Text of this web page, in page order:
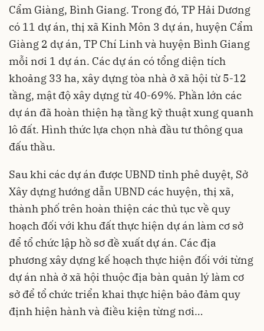
Cẩm Giàng, Bình Giang. Trong đó, TP Hải Dương
có 11 dự án, thị xã Kinh Môn 3 dự án, huyện Cẩm
Giàng 2 dự án, TP Chí Linh và huyện Bình Giang
mỗi nơi 1 dự án. Các dự án có tổng diện tích
khoảng 33 ha, xây dựng tòa nhà ở xã hội từ 5-12
tầng, mật độ xây dựng từ 40-69%. Phần lớn các
dự án đã hoàn thiện hạ tầng kỹ thuật xung quanh
lô đất. Hình thức lựa chọn nhà đầu tư thông qua
đấu thầu.
Sau khi các dự án được UBND tỉnh phê duyệt, Sở
Xây dựng hướng dẫn UBND các huyện, thị xã,
thành phố trên hoàn thiện các thủ tục về quy
hoạch đối với khu đất thực hiện dự án làm cơ sở
để tổ chức lập hồ sơ đề xuất dự án. Các địa
phương xây dựng kế hoạch thực hiện đối với từng
dự án nhà ở xã hội thuộc địa bàn quản lý làm cơ
sở để tổ chức triển khai thực hiện bảo đảm quy
định hiện hành và điều kiện từng nơi…